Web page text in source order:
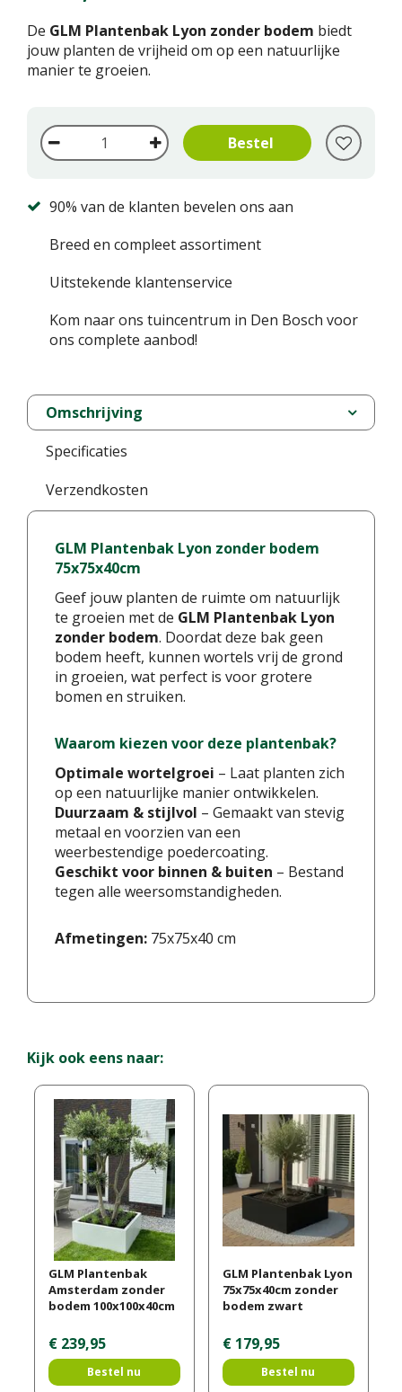
De GLM Plantenbak Lyon zonder bodem biedt
jouw planten de vrijheid om op een natuurlijke
manier te groeien.
90% van de klanten bevelen ons aan
Breed en compleet assortiment
Uitstekende klantenservice
Kom naar ons tuincentrum in Den Bosch voor
ons complete aanbod!
Omschrijving
Specificaties
Verzendkosten
GLM Plantenbak Lyon zonder bodem
75x75x40cm
Geef jouw planten de ruimte om natuurlijk
te groeien met de GLM Plantenbak Lyon
zonder bodem. Doordat deze bak geen
bodem heeft, kunnen wortels vrij de grond
in groeien, wat perfect is voor grotere
bomen en struiken.
Waarom kiezen voor deze plantenbak?
Optimale wortelgroei – Laat planten zich
op een natuurlijke manier ontwikkelen.
Duurzaam & stijlvol – Gemaakt van stevig
metaal en voorzien van een
weerbestendige poedercoating.
Geschikt voor binnen & buiten – Bestand
tegen alle weersomstandigheden.
Afmetingen: 75x75x40 cm
Kijk ook eens naar:
GLM Plantenbak
Amsterdam zonder
bodem 100x100x40cm
€ 239,95
Bestel nu
GLM Plantenbak Lyon
75x75x40cm zonder
bodem zwart
€ 179,95
Bestel nu